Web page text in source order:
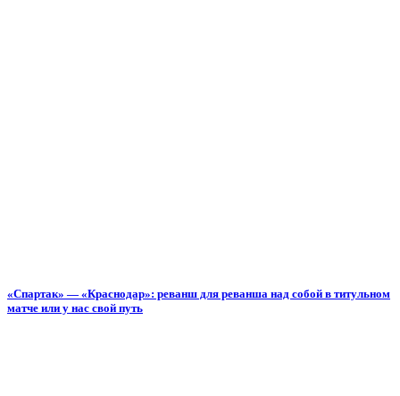
«Спартак» — «Краснодар»: реванш для реванша над собой в титульном
матче или у нас свой путь